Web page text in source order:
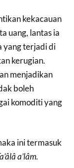
kekacauan
uang, lantas ia
yang terjadi di
kerugian.
menjadikan
boleh
komoditi yang
ini termasuk
a’lâm.